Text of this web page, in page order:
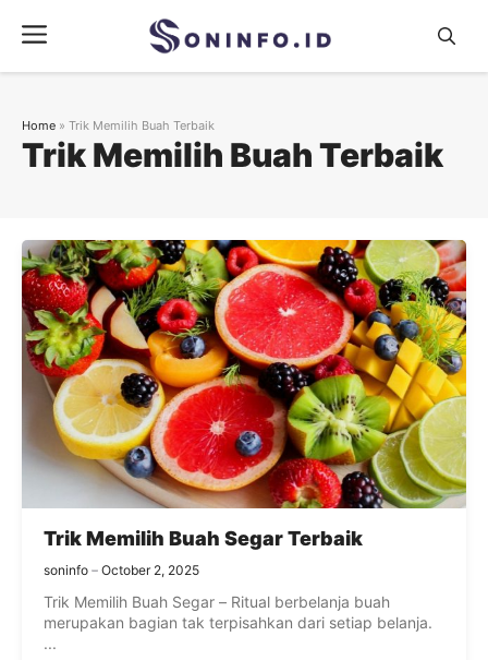
content
Menu
Trik Memilih Buah Terbaik
Home » Trik Memilih Buah Terbaik
Trik Memilih Buah Segar Terbaik
soninfo October 2, 2025
Trik Memilih Buah Segar – Ritual berbelanja buah
merupakan bagian tak terpisahkan dari setiap belanja.
...